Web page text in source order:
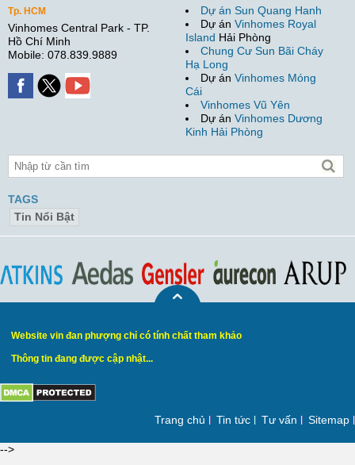
Tp. HCM
Vinhomes Central Park - TP.
Hồ Chí Minh
Mobile: 078.839.9889
Dự án Sun Quang Hanh
Dự án Vinhomes Royal
Island Hải Phòng
Chung Cư Sun Bãi Cháy
Hạ Long
Dự án Vinhomes Móng
Cái
Vinhomes Vũ Yên
Dự án Vinhomes Dương
Kinh Hải Phòng
TAGS
Tin Nổi Bật
Website vin đan phượng chỉ có tính chất tham khảo
Thông tin đang được cập nhật...
Trang chủ Tin tức Tư vấn Sitemap
-->